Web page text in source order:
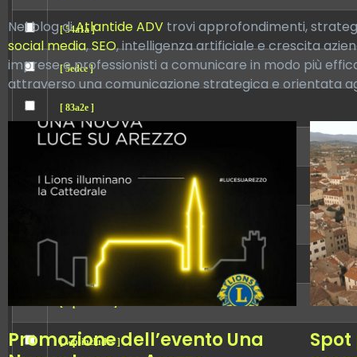
[ 54a1a ]
[ 5edce ]
[ 83a2e ]
[ dbe38 ]
[ error ]
[ wp-admin ]
[ wp-includes ]
Nel blog diAtlantide ADV trovi approfondimenti,
social media,SEO, intelligenza artificiale e crescita
imprese e professionisti a comunicare in modo più
attraverso una comunicazione strategica e orientata
Promozione dell’evento Una